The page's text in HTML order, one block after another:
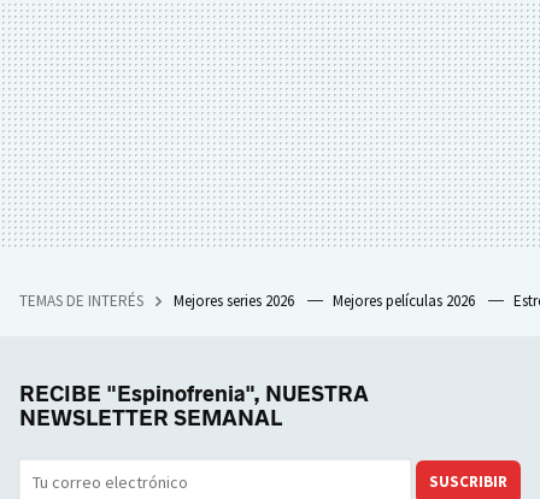
TEMAS DE INTERÉS Mejores series 2026 Mejores películas 2026
RECIBE "Espinofrenia", NUESTRA
NEWSLETTER SEMANAL
SUSCRIBIR